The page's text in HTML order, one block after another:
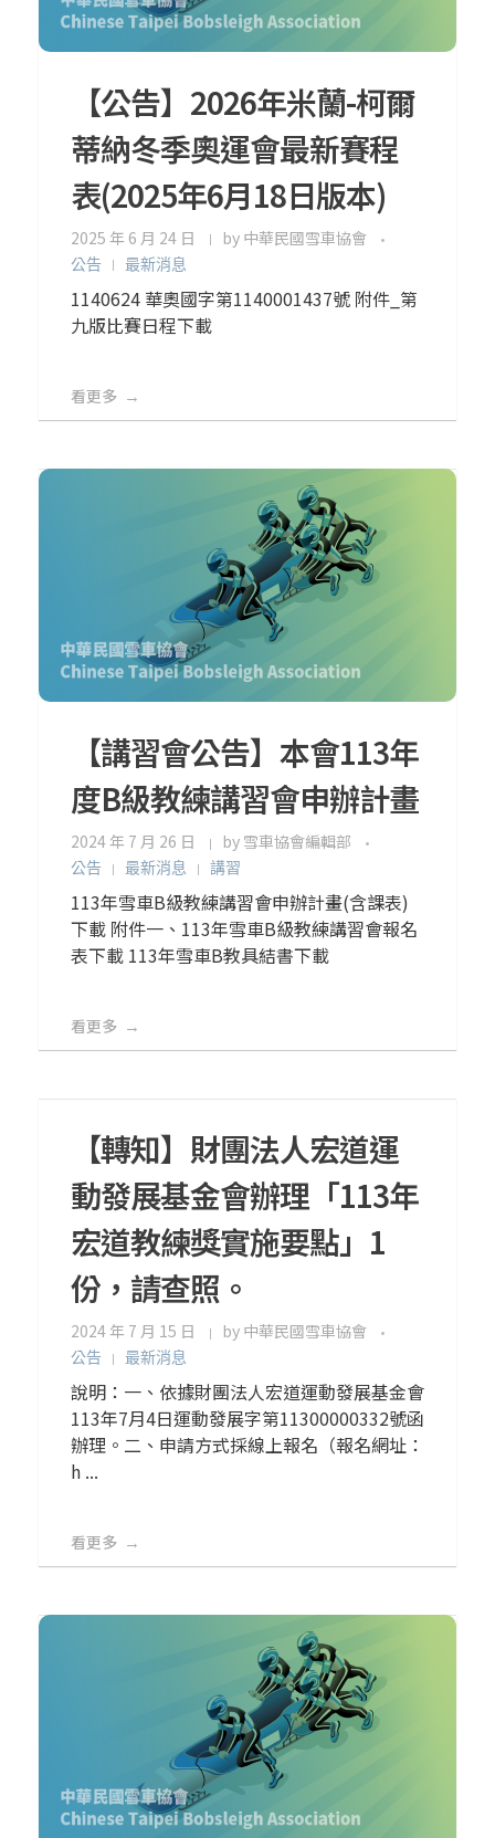
【公告】2026年米蘭-柯爾
蒂納冬季奧運會最新賽程
表(2025年6月18日版本)
2025 年 6 月 24 日 by 中華民國雪車協會
公告 最新消息
1140624 華奧國字第1140001437號 附件_第
九版比賽日程下載
看更多
【講習會公告】本會113年
度B級教練講習會申辦計畫
2024 年 7 月 26 日 by 雪車協會編輯部
公告 最新消息 講習
113年雪車B級教練講習會申辦計畫(含課表)
下載 附件一、113年雪車B級教練講習會報名
表下載 113年雪車B教具結書下載
看更多
【轉知】財團法人宏道運
動發展基金會辦理「113年
宏道教練獎實施要點」1
份，請查照。
2024 年 7 月 15 日 by 中華民國雪車協會
公告 最新消息
說明：一、依據財團法人宏道運動發展基金會
113年7月4日運動發展字第11300000332號函
辦理。二、申請方式採線上報名（報名網址：
h ...
看更多